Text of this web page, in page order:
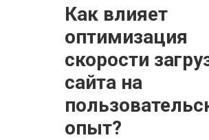
Как влияет
оптимизация
скорости
сайта на
опыт?